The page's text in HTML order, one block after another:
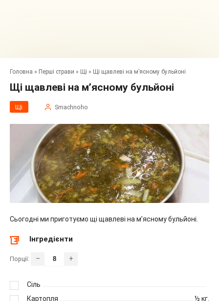
Головна » Перші страви » Щі » Щі щавлеві на м’ясному бульйоні
Щі щавлеві на м’ясному бульйоні
Щі Smachnoho
Сьогодні ми приготуємо щі щавлеві на м’ясному бульйоні.
Інгредієнти
Порції: – +
Сіль
Картопля
½кг.